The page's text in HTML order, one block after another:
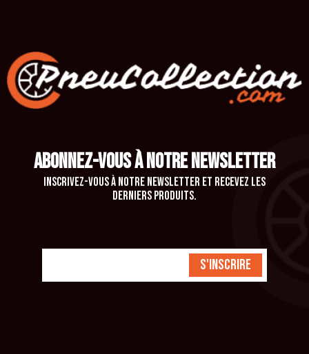
ABONNEZ-VOUS À NOTRE NEWSLETTER
Inscrivez-vous à notre newsletter et recevez les
derniers produits.
S'inscrire